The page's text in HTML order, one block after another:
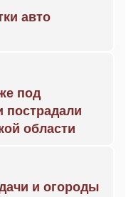
авто
под
пострадали
области
и огороды